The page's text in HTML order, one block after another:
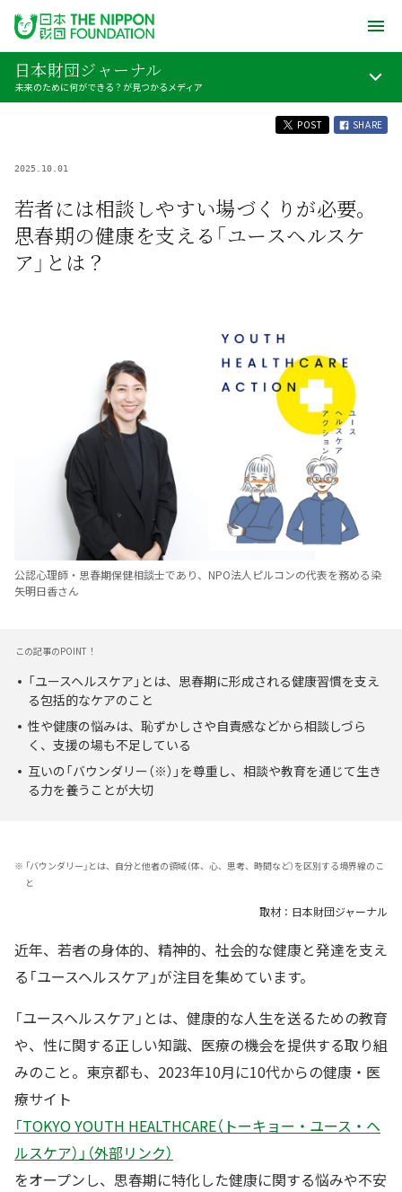
日本財団ジャーナル
未来のために何ができる？が見つかるメディア
POST SHARE
2025.10.01
若者には相談しやすい場づくりが必要。
思春期の健康を支える「ユースヘルスケ
ア」とは？
公認心理師・思春期保健相談士であり、NPO法人ピルコンの代表を務める染
矢明日香さん
この記事のPOINT！
「ユースヘルスケア」とは、思春期に形成される健康習慣を支え
る包括的なケアのこと
性や健康の悩みは、恥ずかしさや自責感などから相談しづら
く、支援の場も不足している
互いの「バウンダリー（※）」を尊重し、相談や教育を通じて生き
る力を養うことが大切
※ 「バウンダリー」とは、自分と他者の領域（体、心、思考、時間など）を区別する境界線のこ
と
取材：日本財団ジャーナル
近年、若者の身体的、精神的、社会的な健康と発達を支え
る「ユースヘルスケア」が注目を集めています。
「ユースヘルスケア」とは、健康的な人生を送るための教育
や、性に関する正しい知識、医療の機会を提供する取り組
みのこと。東京都も、2023年10月に10代からの健康・医
療サイト
「TOKYO YOUTH HEALTHCARE（トーキョー・ユース・ヘ
ルスケア）」（外部リンク）
をオープンし、思春期に特化した健康に関する悩みや不安